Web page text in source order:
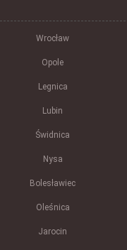
Wrocław
Opole
Legnica
Lubin
Świdnica
Nysa
Bolesławiec
Oleśnica
Jarocin